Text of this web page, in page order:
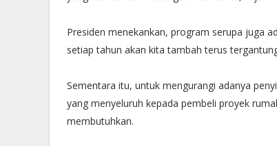
Presiden menekankan, program serupa juga
setiap tahun akan kita tambah terus
Sementara itu, untuk mengurangi adanya
yang menyeluruh kepada pembeli proyek
membutuhkan.